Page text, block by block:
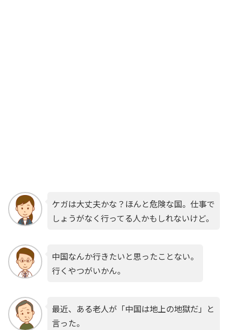
ケガは大丈夫かな？ほんと危険な国。仕事で
しょうがなく行ってる人かもしれないけど。
中国なんか行きたいと思ったことない。
行くやつがいかん。
最近、ある老人が「中国は地上の地獄だ」と
言った。